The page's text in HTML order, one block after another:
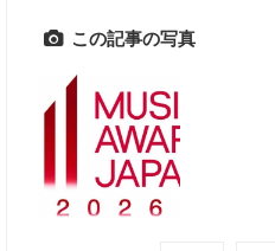
この記事の写真